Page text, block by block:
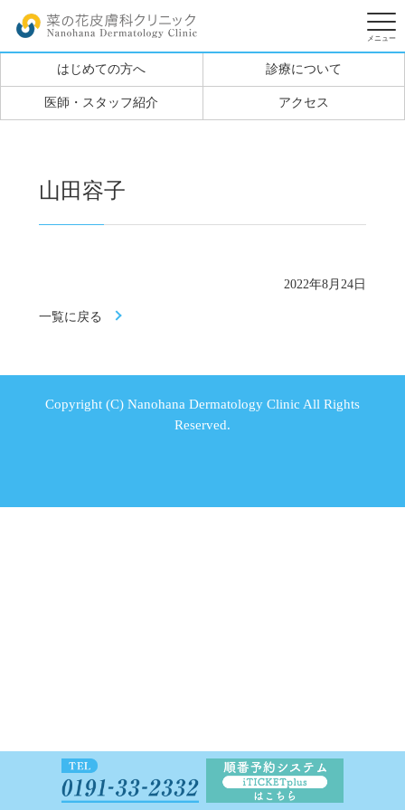
はじめての方へ 診療について
医師・スタッフ紹介 アクセス
山田容子
2022年8月24日
一覧に戻る
Copyright (C) Nanohana Dermatology Clinic All Rights
Reserved.